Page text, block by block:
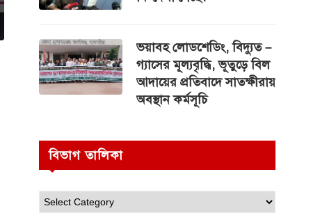
ভয়াবহ লোডশেডিং, বিদ্যুত –
গ্যাসের মূল্যবৃদ্ধি, ভূতুড়ে বিল
আদায়ের প্রতিবাদে সাতক্ষীরায়
অবস্থান কর্মসূচি
বিভাগ তালিকা